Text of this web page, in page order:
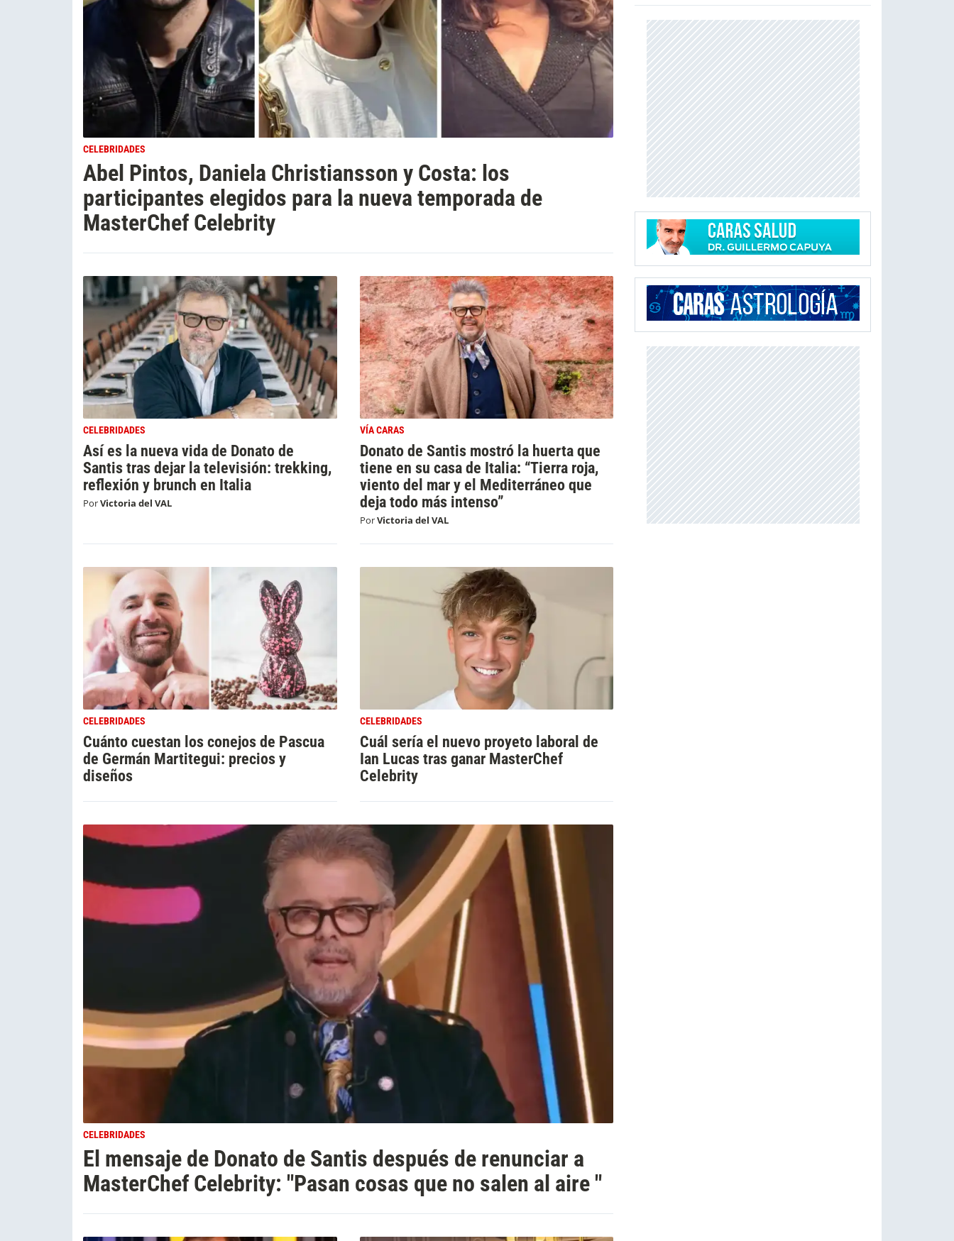
CELEBRIDADES
Abel Pintos, Daniela Christiansson y Costa: los
participantes elegidos para la nueva temporada de
MasterChef Celebrity
CELEBRIDADES
Así es la nueva vida de Donato de
Santis tras dejar la televisión: trekking,
reflexión y brunch en Italia
PorVictoria del VAL
VÍA CARAS
Donato de Santis mostró la huerta que
tiene en su casa de Italia: “Tierra roja,
viento del mar y el Mediterráneo que
deja todo más intenso”
PorVictoria del VAL
CELEBRIDADES
Cuánto cuestan los conejos de Pascua
de Germán Martitegui: precios y
diseños
CELEBRIDADES
Cuál sería el nuevo proyeto laboral de
Ian Lucas tras ganar MasterChef
Celebrity
CELEBRIDADES
El mensaje de Donato de Santis después de renunciar a
MasterChef Celebrity: "Pasan cosas que no salen al aire "